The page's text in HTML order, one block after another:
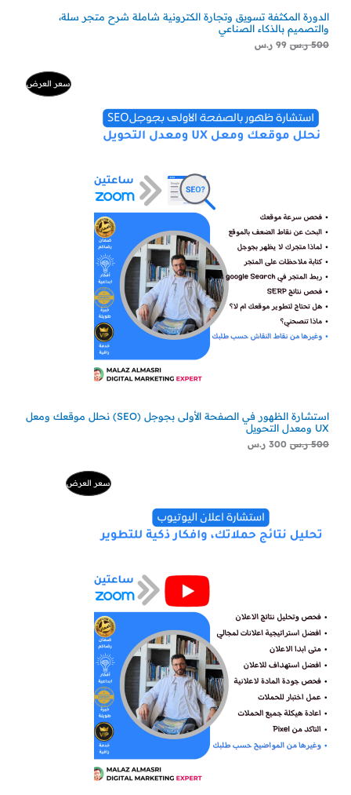
الدورة المكثفة تسويق وتجارة الكترونية شاملة شرح متجر سلة،
والتصميم بالذكاء الصناعي
500 ر.س 99 ر.س
سعر العرضمنتج
استشارة الظهور في الصفحة الأولى بجوجل (SEO) نحلل موقعك ومعل
UX ومعدل التحويل
500 ر.س
500 ر.س.
300 ر.س
300 ر.س.
سعر العرضمنتج
229 ر.س.